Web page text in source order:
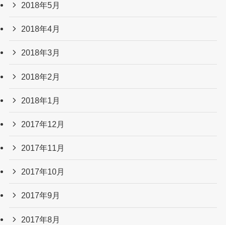
2018年5月
2018年4月
2018年3月
2018年2月
2018年1月
2017年12月
2017年11月
2017年10月
2017年9月
2017年8月